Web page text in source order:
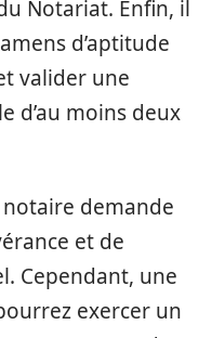
Notariat. Enfin, il
d’aptitude
valider une
d’au moins deux
demande
et de
Cependant, une
exercer un